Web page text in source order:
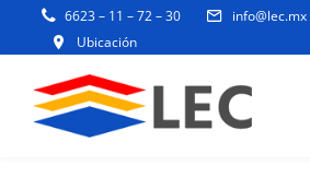
content
6623 – 11 – 72 – 30 info@lec.mx
Ubicación